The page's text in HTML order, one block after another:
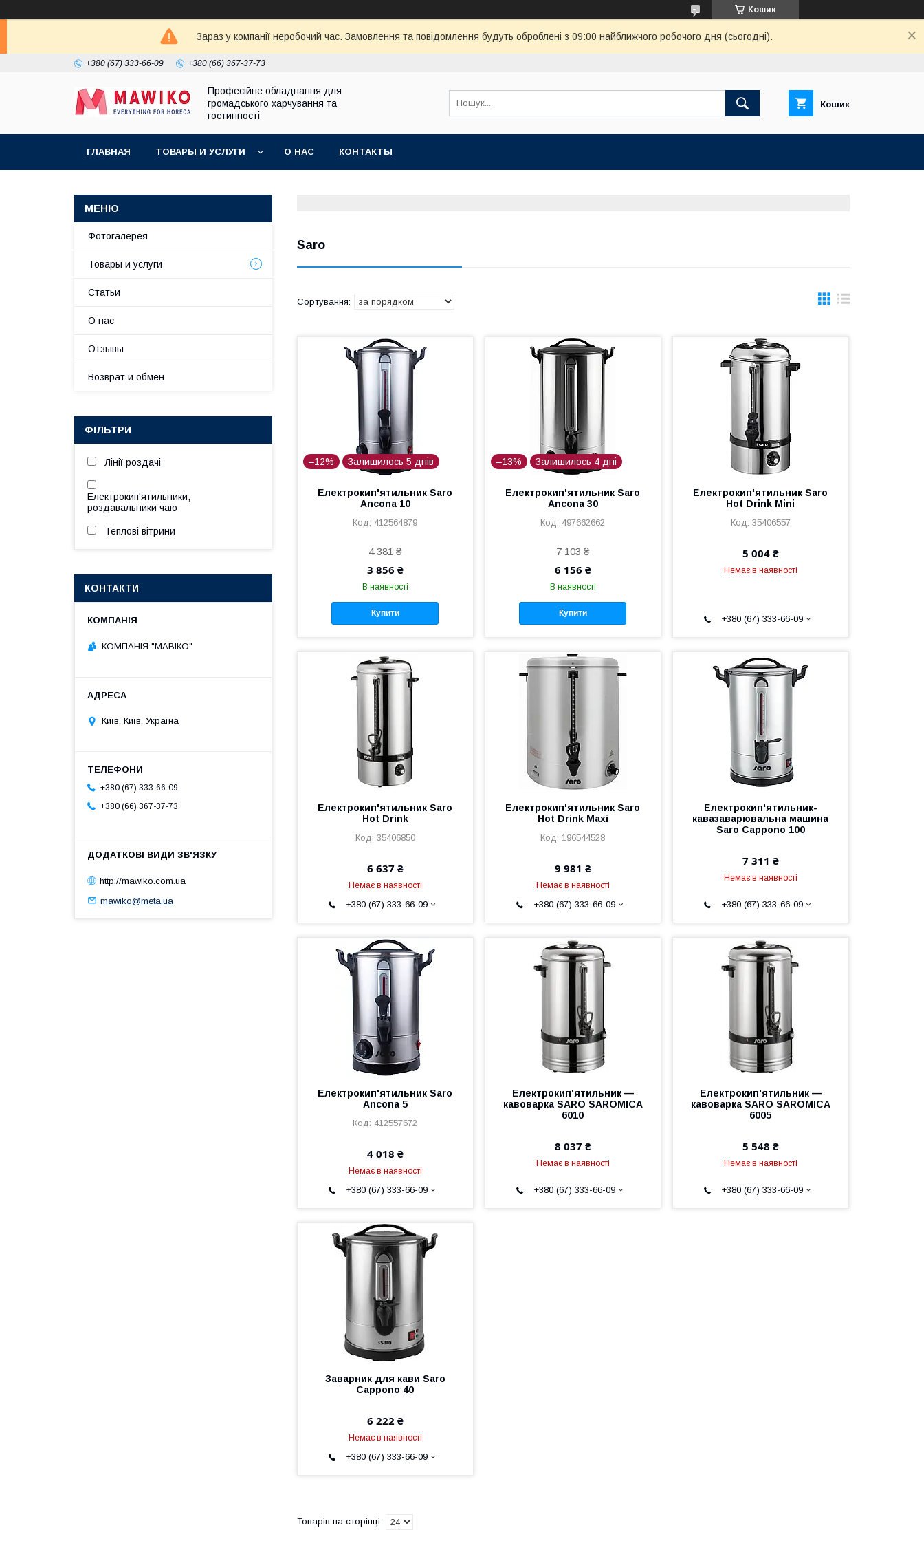
Кошик
Зараз у компанії неробочий час. Замовлення та повідомлення будуть оброблені з 09:00 найближчого робочого дня (сьогодні).
+380 (67) 333-66-09 +380 (66) 367-37-73
Професійне обладнання для
громадського харчування та
гостинності
Кошик
ГЛАВНАЯ ТОВАРЫ И УСЛУГИ О НАС КОНТАКТЫ
Saro
–12% Залишилось 5 днів
Електрокип'ятильник Saro
Ancona 10
412564879
4 381 ₴
3 856 ₴
В наявності
Купити
–13% Залишилось 4 дні
Електрокип'ятильник Saro
Ancona 30
497662662
7 103 ₴
6 156 ₴
В наявності
Купити
Електрокип'ятильник Saro
Hot Drink Mini
35406557
5 004 ₴
Немає в наявності
+380 (67) 333-66-09
Електрокип'ятильник Saro
Hot Drink
35406850
6 637 ₴
Немає в наявності
+380 (67) 333-66-09
Електрокип'ятильник Saro
Hot Drink Maxi
196544528
9 981 ₴
Немає в наявності
+380 (67) 333-66-09
Електрокип'ятильник-
кавазаварювальна машина
Saro Cappono 100
7 311 ₴
Немає в наявності
+380 (67) 333-66-09
Електрокип'ятильник Saro
Ancona 5
412557672
4 018 ₴
Немає в наявності
+380 (67) 333-66-09
Електрокип'ятильник —
кавоварка SARO SAROMICA
6010
8 037 ₴
Немає в наявності
+380 (67) 333-66-09
Електрокип'ятильник —
кавоварка SARO SAROMICA
6005
5 548 ₴
Немає в наявності
+380 (67) 333-66-09
Заварник для кави Saro
Cappono 40
6 222 ₴
Немає в наявності
+380 (67) 333-66-09
Фотогалерея
Товары и услуги
Статьи
О нас
Отзывы
Возврат и обмен
ФІЛЬТРИ
Лінії роздачі
Електрокип'ятильники,
роздавальники чаю
Теплові вітрини
КОНТАКТИ
КОМПАНІЯ "МАВІКО"
Київ, Київ, Україна
+380 (67) 333-66-09
+380 (66) 367-37-73
http://mawiko.com.ua
mawiko@meta.ua